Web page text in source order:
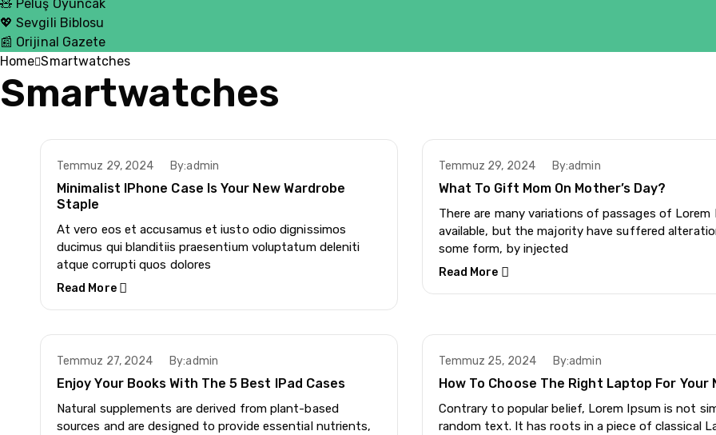
🧸 Peluş Oyuncak
💖 Sevgili Biblosu
📰 Orijinal Gazete
Home Smartwatches
Smartwatches
Temmuz 29, 2024 By:admin
Minimalist IPhone Case Is Your New Wardrobe
Staple
At vero eos et accusamus et iusto odio dignissimos
ducimus qui blanditiis praesentium voluptatum deleniti
atque corrupti quos dolores
Read More
Temmuz 29, 2024 By:admin
What To Gift Mom On Mother’s Day?
There are many variations of passages of Lorem
available, but the majority have suffered
some form, by injected
Read More
Temmuz 27, 2024 By:admin
Enjoy Your Books With The 5 Best IPad Cases
Natural supplements are derived from plant-based
sources and are designed to provide essential nutrients,
Temmuz 25, 2024 By:admin
How To Choose The Right Laptop For Your
Contrary to popular belief, Lorem Ipsum is not
random text. It has roots in a piece of classical